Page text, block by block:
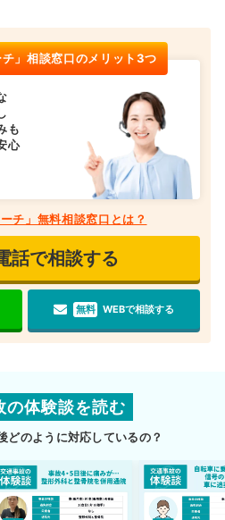
」相談窓口のメリット3つ
も
心
チ」無料相談窓口とは？
話で相談する
無料 WEBで相談する
の体験談を読む
どのように対応しているの？